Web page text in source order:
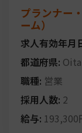
プランナー
ーム）
求人有効年月
都道府県: Oita
職種: 営業
採用人数: 2
給与: 193,300